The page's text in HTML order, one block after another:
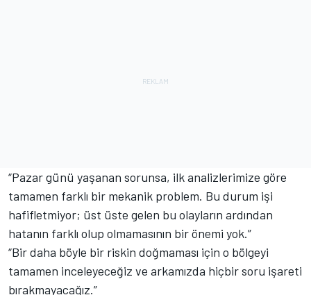
“Pazar günü yaşanan sorunsa, ilk analizlerimize göre
tamamen farklı bir mekanik problem. Bu durum işi
hafifletmiyor; üst üste gelen bu olayların ardından
hatanın farklı olup olmamasının bir önemi yok.”
“Bir daha böyle bir riskin doğmaması için o bölgeyi
tamamen inceleyeceğiz ve arkamızda hiçbir soru işareti
bırakmayacağız.”